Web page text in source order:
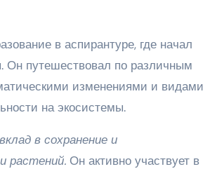
в аспирантуре, где начал
Он путешествовал по различным
изменениями и видами
на экосистемы.
в сохранение и
растений. Он активно участвует в